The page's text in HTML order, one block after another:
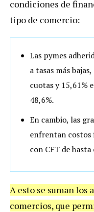
condiciones de
tipo de comercio:
Las pymes
a tasas más
cuotas y 15,61%
48,6%.
En cambio, las
enfrentan costos
con CFT de
A esto se suman los
comercios, que